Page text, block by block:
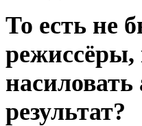
То есть не
режиссёры,
результат?